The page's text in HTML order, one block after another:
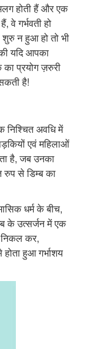
होती हैं और एक
वे गर्भवती हो
न हुआ हो तो भी
यदि आपका
का प्रयोग ज़रुरी
है!
निश्चित अवधि में
एवं महिलाओं
है, जब उनका
रुप से डिम्ब का
धर्म के बीच,
के उत्सर्जन में एक
निकल कर,
हुआ गर्भाशय